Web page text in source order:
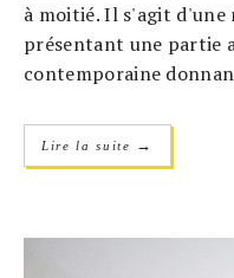
à moitié. Il s'agit d'une
présentant une partie
contemporaine
Lire la suite →